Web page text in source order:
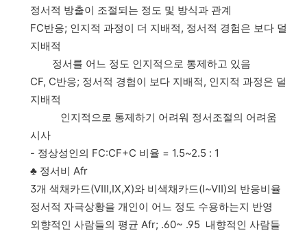
정서적 방출이 조절되는 정도 및 방식과 관계
FC반응; 인지적 과정이 더 지배적, 정서적 경험은 보다 덜
지배적
정서를 어느 정도 인지적으로 통제하고 있음
CF, C반응; 정서적 경험이 보다 지배적, 인지적 과정은 덜
지배적
인지적으로 통제하기 어려워 정서조절의 어려움
시사
- 정상성인의 FC:CF+C 비율 = 1.5~2.5 : 1
♣ 정서비 Afr
3개 색채카드(Ⅷ,Ⅸ,Ⅹ)와 비색채카드(Ⅰ~Ⅶ)의 반응비율
정서적 자극상황을 개인이 어느 정도 수용하는지 반영
외향적인 사람들의 평균 Afr; .60~ .95 내향적인 사람들